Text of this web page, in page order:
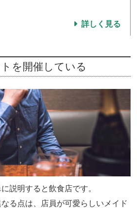
詳しく見る
を開催している
説明すると飲食店です。
る点は、店員が可愛らしいメイド